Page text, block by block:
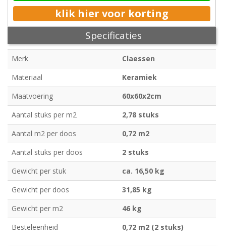
klik hier voor korting
Specificaties
Merk
Claessen
Materiaal
Keramiek
Maatvoering
60x60x2cm
Aantal stuks per m2
2,78 stuks
Aantal m2 per doos
0,72 m2
Aantal stuks per doos
2 stuks
Gewicht per stuk
ca. 16,50 kg
Gewicht per doos
31,85 kg
Gewicht per m2
46 kg
Besteleenheid
0,72 m2 (2 stuks)